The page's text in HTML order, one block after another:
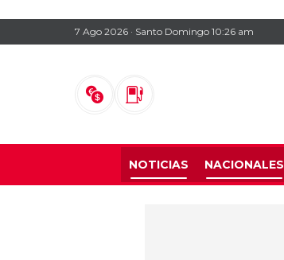
7 Ago 2026 · Santo Domingo 10:26 am
NOTICIAS NACIONALES